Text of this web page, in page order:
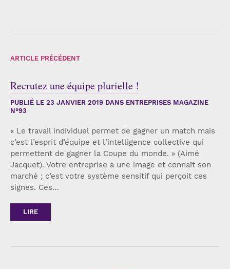
ARTICLE PRÉCÉDENT
Recrutez une équipe plurielle !
PUBLIÉ LE 23 JANVIER 2019 DANS ENTREPRISES MAGAZINE
N°93
« Le travail individuel permet de gagner un match mais
c’est l’esprit d’équipe et l’intelligence collective qui
permettent de gagner la Coupe du monde. » (Aimé
Jacquet). Votre entreprise a une image et connaît son
marché ; c’est votre système sensitif qui perçoit ces
signes. Ces…
LIRE